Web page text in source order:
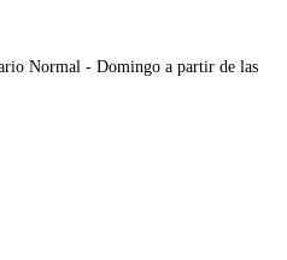
Normal - Domingo a partir de las